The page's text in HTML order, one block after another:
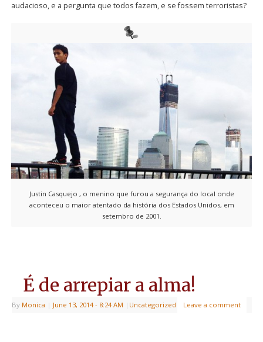
audacioso, e a pergunta que todos fazem, e se fossem terroristas?
Justin Casquejo , o menino que furou a segurança do local onde
aconteceu o maior atentado da história dos Estados Unidos, em
setembro de 2001.
É de arrepiar a alma!
By Monica | June 13, 2014 - 8:24 AM | Uncategorized Leave a comment